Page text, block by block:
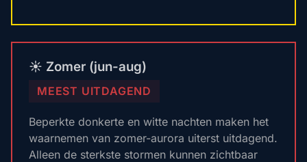
☀️ Zomer (jun-aug)
MEEST UITDAGEND
Beperkte donkerte en witte nachten maken het
waarnemen van zomer-aurora uiterst uitdagend.
Alleen de sterkste stormen kunnen zichtbaar